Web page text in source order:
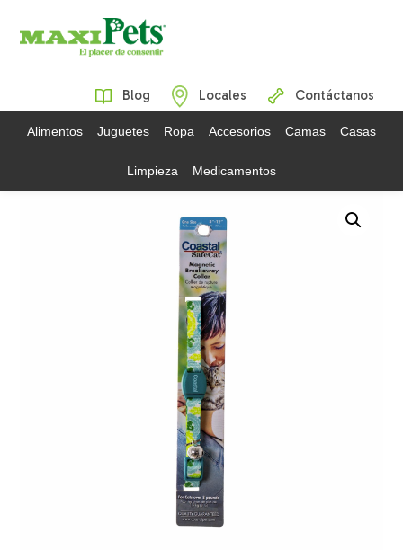
Blog Locales Contáctanos
Alimentos Juguetes Ropa Accesorios Camas Casas
Limpieza Medicamentos